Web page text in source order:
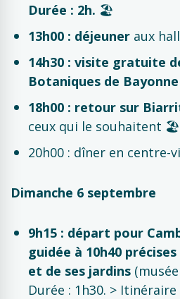
Durée : 2h. 🏖️​
13h00 : déjeuner aux
14h30 : visite gratuite
Botaniques de Bayonne
18h00 : retour sur
ceux qui le souhaitent 🏖️​
20h00 : dîner en centre-
Dimanche 6 septembre
9h15 : départ pour
guidée à 10h40
et de ses jardins
Durée : 1h30. > Itinéraire